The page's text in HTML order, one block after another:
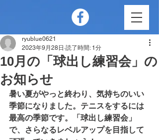
10月の「球出し練習会」の
お知らせ
ryublue0621
2023年9月28日 読了時間: 1分
暑い夏がやっと終わり、気持ちのいい
季節になりました。テニスをするには
最高の季節です。「球出し練習会」
で、さらなるレベルアップを目指して